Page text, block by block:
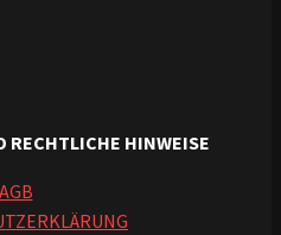
RECHTLICHE HINWEISE
AGB